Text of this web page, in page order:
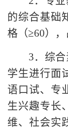
的综合基础
格（≥60） ，
3．综
学生进行面
语口试、专
生兴趣专长
维、社会实